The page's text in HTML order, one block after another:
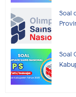
Soal
Soal